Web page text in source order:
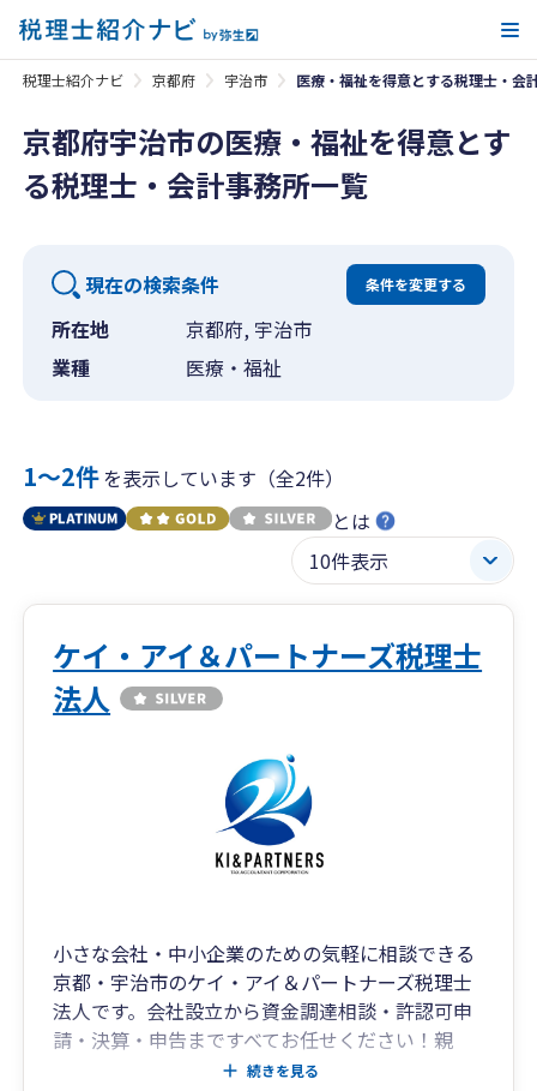
税理士紹介ナビ 京都府 宇治市 医療・福祉を得意とする税理士・会
京都府宇治市の医療・福祉を得意とす
る税理士・会計事務所一覧
現在の検索条件 条件を変更する
所在地
京都府, 宇治市
業種
医療・福祉
1〜2件を表示しています（全2件）
とは
ケイ・アイ＆パートナーズ税理士
法人
小さな会社・中小企業のための気軽に相談できる
京都・宇治市のケイ・アイ＆パートナーズ税理士
法人です。会社設立から資金調達相談・許認可申
請・決算・申告まですべてお任せください！親
切・丁寧をモットーに現在17名のスタッフが応対
続きを見る